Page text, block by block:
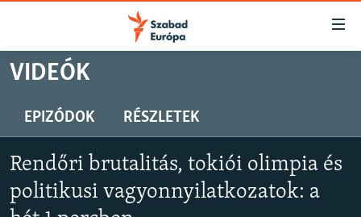
Akadálymentes
Ugrás
oldalra
tartalomjegyzékre
Ugrás
AKTUÁLIS
VIDEÓK
ELEMZŐ
VIDEÓK
EPIZÓDOK RÉSZLETEK
Rendőri brutalitás, tokiói olimpia és
politikusi vagyonnyilatkozatok: a